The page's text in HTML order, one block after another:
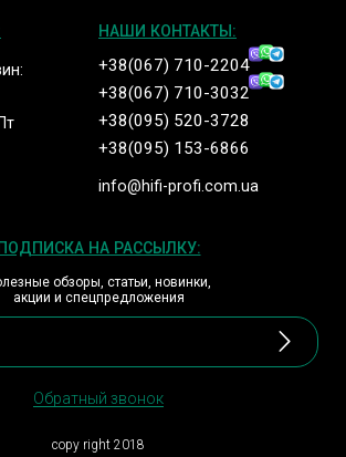
НАШИ КОНТАКТЫ:
+38(067) 710-2204
+38(067) 710-3032
+38(095) 520-3728
+38(095) 153-6866
info@hifi-profi.com.ua
ПОДПИСКА НА РАССЫЛКУ:
обзоры, статьи, новинки,
акции и спецпредложения
Обратный звонок
copy right 2018